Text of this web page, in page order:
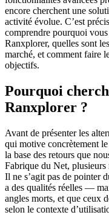
encore cherchent une
activité évolue. C’est
comprendre pourquoi
Ranxplorer, quelles sont
marché, et comment faire
objectifs.
Pourquoi
Ranxplorer ?
Avant de présenter les
qui motive concrètement
la base des retours que
Fabrique du Net, plusieurs
Il ne s’agit pas de
a des qualités réelles —
angles morts, et que ceux
selon le contexte